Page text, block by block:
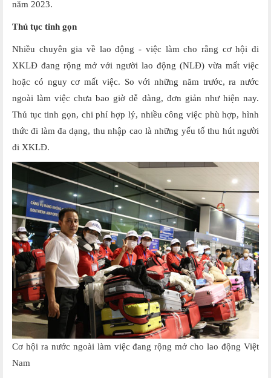
năm 2023.
Thủ tục tinh gọn
Nhiều chuyên gia về lao động - việc làm cho rằng cơ hội đi
XKLĐ đang rộng mở với người lao động (NLĐ) vừa mất việc
hoặc có nguy cơ mất việc. So với những năm trước, ra nước
ngoài làm việc chưa bao giờ dễ dàng, đơn giản như hiện nay.
Thủ tục tinh gọn, chi phí hợp lý, nhiều công việc phù hợp, hình
thức đi làm đa dạng, thu nhập cao là những yếu tố thu hút người
đi XKLĐ.
Cơ hội ra nước ngoài làm việc đang rộng mở cho lao động Việt
Nam